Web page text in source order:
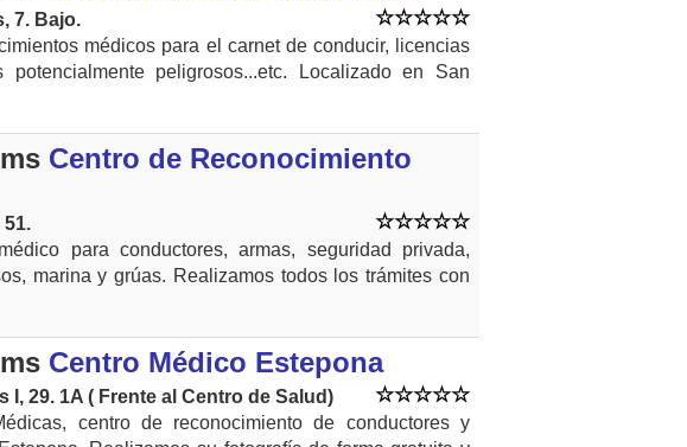
7. Bajo.
médicos para el carnet de conducir, licencias
potencialmente peligrosos...etc. Localizado en San
Centro de Reconocimiento
para conductores, armas, seguridad privada,
marina y grúas. Realizamos todos los trámites con
Centro Médico Estepona
I, 29. 1A ( Frente al Centro de Salud)
centro de reconocimiento de conductores y